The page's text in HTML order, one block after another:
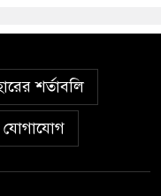
শর্তাবলি
যোগাযোগ